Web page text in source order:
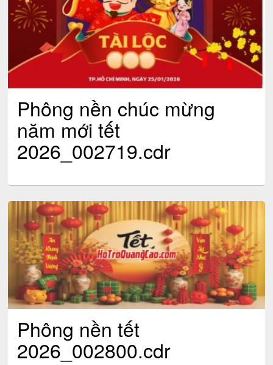
Phông nền chúc mừng
năm mới tết
2026_002719.cdr
Phông nền tết
2026_002800.cdr